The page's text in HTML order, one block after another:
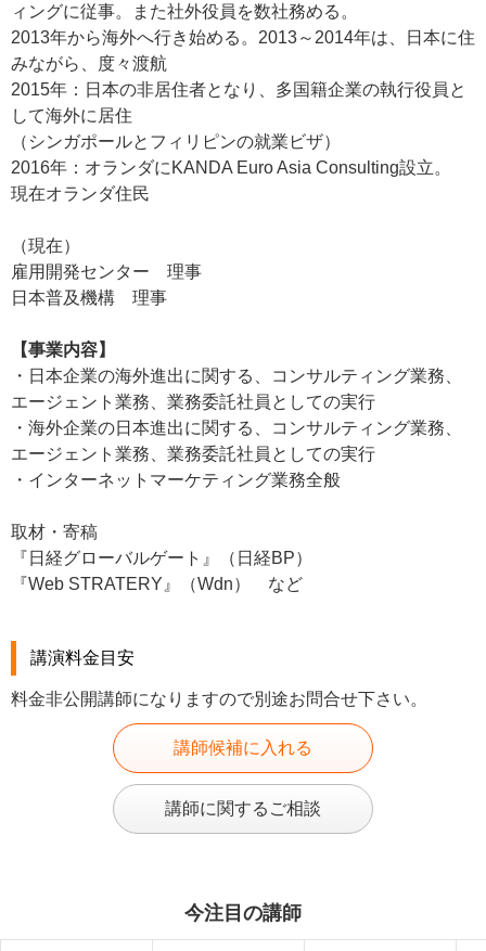
ィングに従事。また社外役員を数社務める。
2013年から海外へ行き始める。2013～2014年は、日本に住
みながら、度々渡航
2015年：日本の非居住者となり、多国籍企業の執行役員と
して海外に居住
（シンガポールとフィリピンの就業ビザ）
2016年：オランダにKANDA Euro Asia Consulting設立。
現在オランダ住民
（現在）
雇用開発センター 理事
日本普及機構 理事
【事業内容】
・日本企業の海外進出に関する、コンサルティング業務、
エージェント業務、業務委託社員としての実行
・海外企業の日本進出に関する、コンサルティング業務、
エージェント業務、業務委託社員としての実行
・インターネットマーケティング業務全般
取材・寄稿
『日経グローバルゲート』（日経BP）
『Web STRATERY』（Wdn） など
講演料金目安
料金非公開講師になりますので別途お問合せ下さい。
講師候補に入れる
講師に関するご相談
今注目の講師